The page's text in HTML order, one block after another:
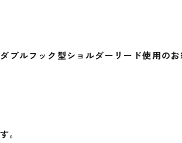
ブルフック型ショルダーリード使用の
。